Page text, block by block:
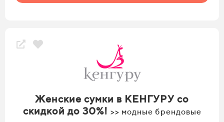
Женские сумки в КЕНГУРУ со
скидкой до 30%! >> модные брендовые